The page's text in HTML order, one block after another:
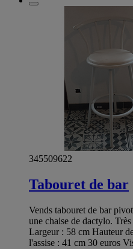
345509622
Tabouret de bar
Vends tabouret de bar
une chaise de dactylo.
Largeur : 58 cm Hauteur
l'assise : 41 cm 30 euros